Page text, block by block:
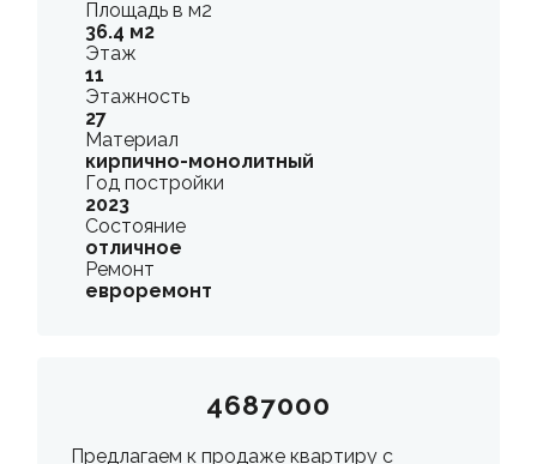
Площадь в м2
36.4 м2
Этаж
11
Этажность
27
Материал
кирпично-монолитный
Год постройки
2023
Состояние
отличное
Ремонт
евроремонт
4687000
Предлагаем к продаже квартиру с